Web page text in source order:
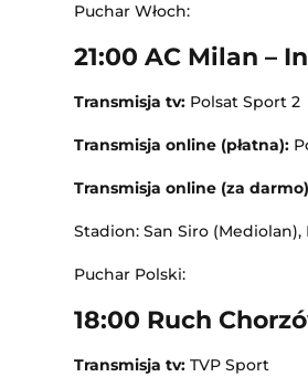
Puchar Włoch:
21:00 AC Milan –
Transmisja tv: Polsat Sport 2
Transmisja online (płatna):
Transmisja online (za
Stadion: San Siro (Mediolan),
Puchar Polski:
18:00 Ruch
Transmisja tv: TVP Sport